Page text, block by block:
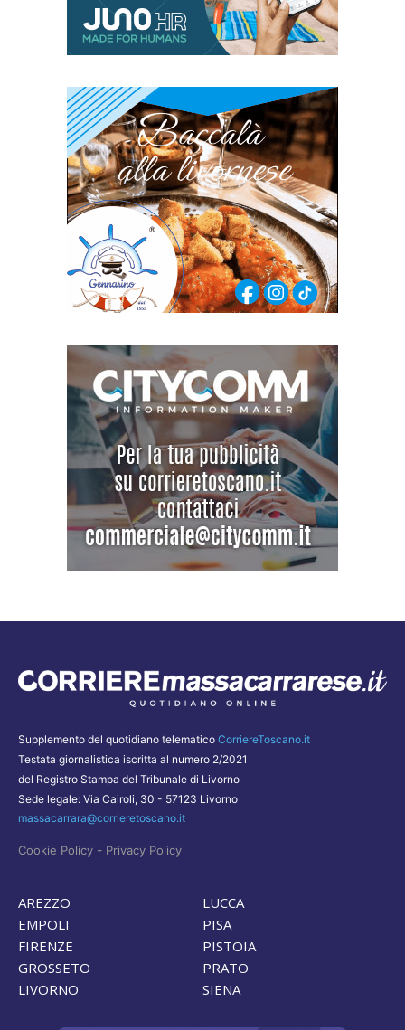
Supplemento del quotidiano telematico CorriereToscano.it
Testata giornalistica iscritta al numero 2/2021
del Registro Stampa del Tribunale di Livorno
Sede legale: Via Cairoli, 30 - 57123 Livorno
massacarrara@corrieretoscano.it
Cookie Policy - Privacy Policy
AREZZO
EMPOLI
FIRENZE
GROSSETO
LIVORNO
LUCCA
PISA
PISTOIA
PRATO
SIENA